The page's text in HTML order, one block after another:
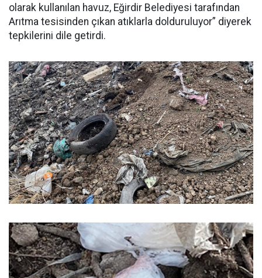
olarak kullanılan havuz, Eğirdir Belediyesi tarafından
Arıtma tesisinden çıkan atıklarla dolduruluyor” diyerek
tepkilerini dile getirdi.